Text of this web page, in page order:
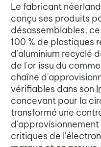
Le fabricant
conçu ses produits
désassemblables,
100 % de plastiques
d'aluminium recyclé
de l'or issu du
chaîne
vérifiables dans son
concevant pour la
transformé une
critiques de